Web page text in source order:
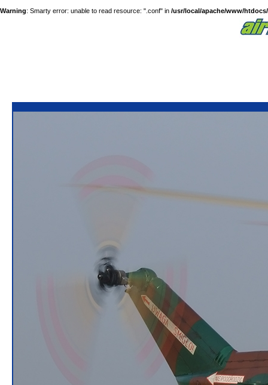
Warning: Smarty error: unable to read resource: ".conf" in /usr/local/apache/www/